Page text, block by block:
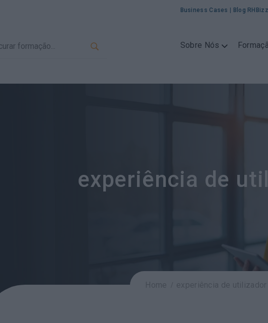
Business Cases Blog RHBizz
Sobre Nós
experiência de